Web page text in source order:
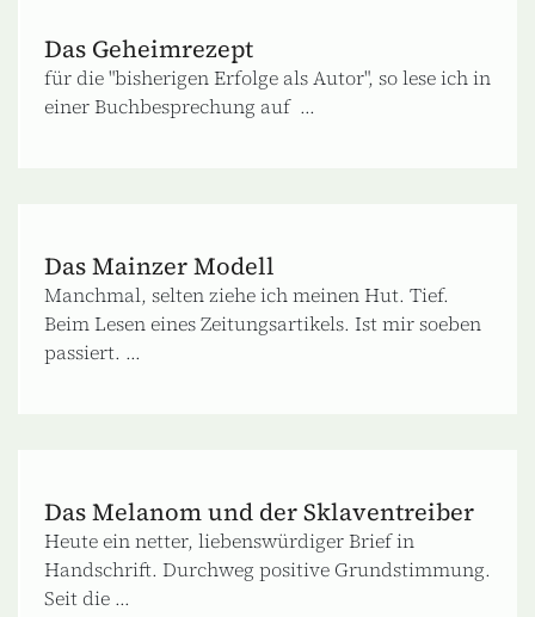
Das Geheimrezept
für die "bisherigen Erfolge als Autor", so lese ich in
einer Buchbesprechung auf ...
Das Mainzer Modell
Manchmal, selten ziehe ich meinen Hut. Tief.
Beim Lesen eines Zeitungsartikels. Ist mir soeben
passiert. ...
Das Melanom und der Sklaventreiber
Heute ein netter, liebenswürdiger Brief in
Handschrift. Durchweg positive Grundstimmung.
Seit die ...